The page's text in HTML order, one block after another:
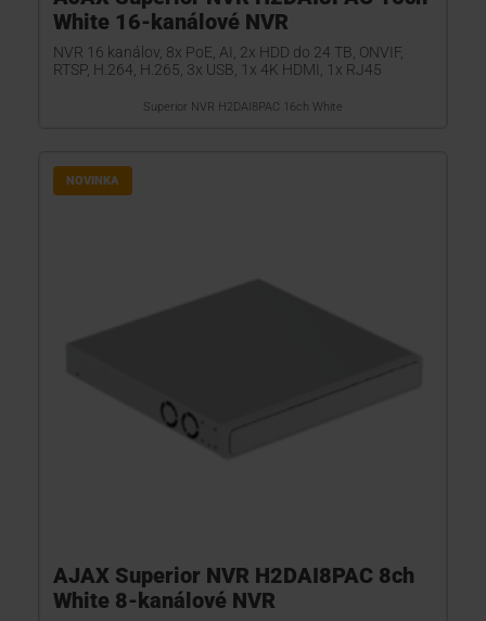
White 16-kanálové NVR
NVR 16 kanálov, 8x PoE, AI, 2x HDD do 24 TB, ONVIF,
RTSP, H.264, H.265, 3x USB, 1x 4K HDMI, 1x RJ45
Superior NVR H2DAI8PAC 16ch White
NOVINKA
AJAX Superior NVR H2DAI8PAC 8ch
White 8-kanálové NVR